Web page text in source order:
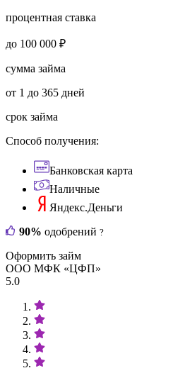
процентная ставка
до 100 000 ₽
сумма займа
от 1 до 365 дней
срок займа
Способ получения:
Банковская карта
Наличные
Яндекс.Деньги
90% одобрений ?
Оформить займ
ООО МФК «ЦФП»
5.0